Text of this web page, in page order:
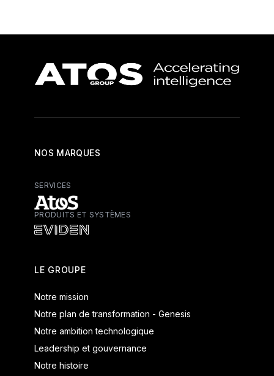
NOS MARQUES
SERVICES
Atos - Services
PRODUITS ET SYSTÈMES
LE GROUPE
Notre mission
Notre plan de transformation - Genesis
Notre ambition technologique
Leadership et gouvernance
Notre histoire